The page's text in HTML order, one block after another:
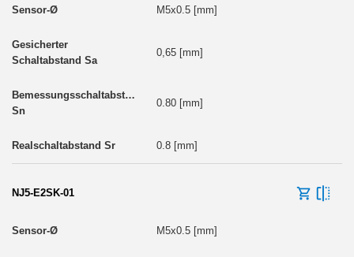
M5x0.5 [mm]
0,65 [mm]
0.80 [mm]
0.8 [mm]
NJ5-E2SK-01
M5x0.5 [mm]